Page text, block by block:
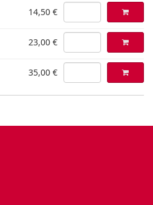
14,50 €
23,00 €
35,00 €